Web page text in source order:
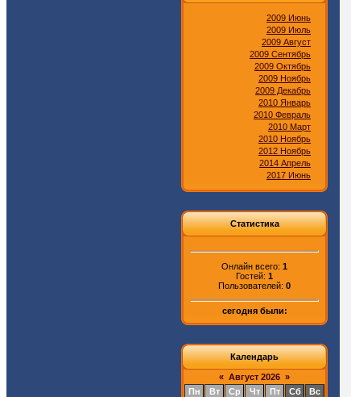
2009 Июнь
2009 Июль
2009 Август
2009 Сентябрь
2009 Октябрь
2009 Ноябрь
2009 Декабрь
2010 Январь
2010 Февраль
2010 Март
2010 Ноябрь
2012 Ноябрь
2014 Апрель
2017 Июнь
Статистика
Онлайн всего: 1
Гостей: 1
Пользователей: 0
сегодня были:
Календарь
« Август 2026 »
Пн
Вт Ср Чт Пт Сб
Вс